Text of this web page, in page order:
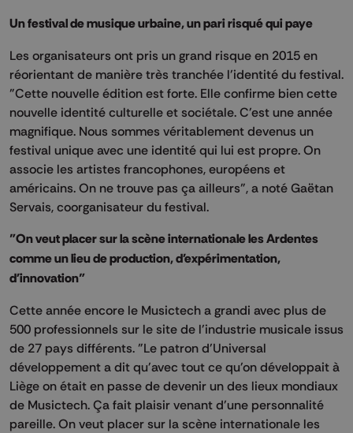
Un festival de musique urbaine, un pari risqué qui paye
Les organisateurs ont pris un grand risque en 2015 en
réorientant de manière très tranchée l'identité du festival.
"Cette nouvelle édition est forte. Elle confirme bien cette
nouvelle identité culturelle et sociétale. C'est une année
magnifique. Nous sommes véritablement devenus un
festival unique avec une identité qui lui est propre. On
associe les artistes francophones, européens et
américains. On ne trouve pas ça ailleurs", a noté Gaëtan
Servais, coorganisateur du festival.
"On veut placer sur la scène internationale les Ardentes
comme un lieu de production, d'expérimentation,
d'innovation"
Cette année encore le Musictech a grandi avec plus de
500 professionnels sur le site de l'industrie musicale issus
de 27 pays différents. "Le patron d'Universal
développement a dit qu'avec tout ce qu'on développait à
Liège on était en passe de devenir un des lieux mondiaux
de Musictech. Ça fait plaisir venant d'une personnalité
pareille. On veut placer sur la scène internationale les